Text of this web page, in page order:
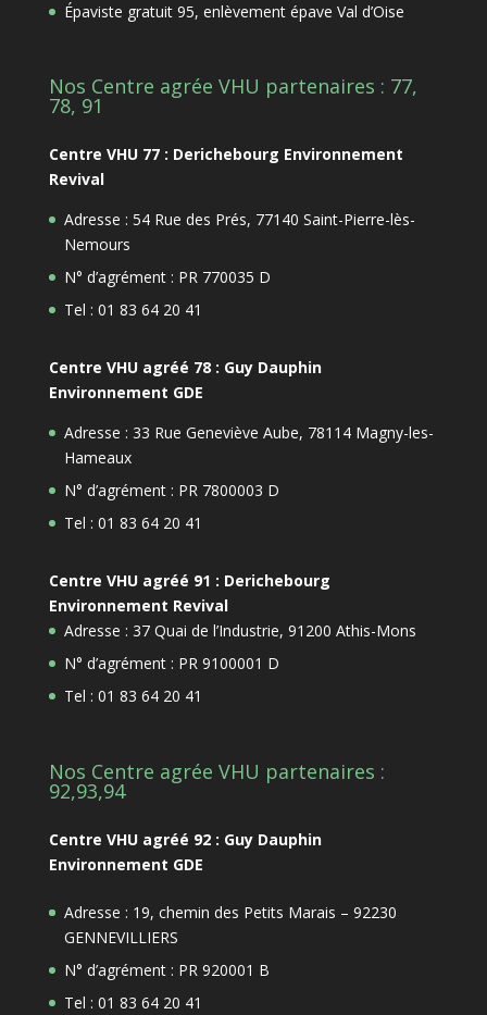
Épaviste gratuit 95, enlèvement épave Val d’Oise
Nos Centre agrée VHU partenaires : 77,
78, 91
Centre VHU 77 : Derichebourg Environnement
Revival
Adresse : 54 Rue des Prés, 77140 Saint-Pierre-lès-
Nemours
N° d’agrément : PR 770035 D
Tel : 01 83 64 20 41
Centre VHU agréé 78 : Guy Dauphin
Environnement GDE
Adresse : 33 Rue Geneviève Aube, 78114 Magny-les-
Hameaux
N° d’agrément : PR 7800003 D
Tel : 01 83 64 20 41
Centre VHU agréé 91 : Derichebourg
Environnement Revival
Adresse : 37 Quai de l’Industrie, 91200 Athis-Mons
N° d’agrément : PR 9100001 D
Tel : 01 83 64 20 41
Nos Centre agrée VHU partenaires :
92,93,94
Centre VHU agréé 92 : Guy Dauphin
Environnement GDE
Adresse : 19, chemin des Petits Marais – 92230
GENNEVILLIERS
N° d’agrément : PR 920001 B
Tel : 01 83 64 20 41